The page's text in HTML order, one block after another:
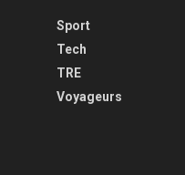
Sport
Tech
TRE
Voyageurs